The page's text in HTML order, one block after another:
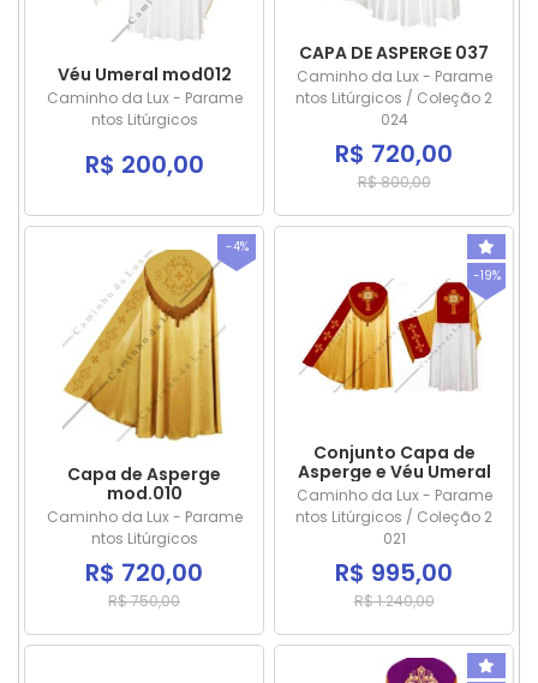
Véu Umeral mod012
Caminho da Lux - Parame
ntos Litúrgicos
R$ 200,00
CAPA DE ASPERGE 037
Caminho da Lux - Parame
ntos Litúrgicos / Coleção 2
024
R$ 720,00
R$ 800,00
-4%
Capa de Asperge
mod.010
Caminho da Lux - Parame
ntos Litúrgicos
R$ 720,00
R$ 750,00
-19%
Conjunto Capa de
Asperge e Véu Umeral
026
Caminho da Lux - Parame
ntos Litúrgicos / Coleção 2
021
R$ 995,00
R$ 1.240,00